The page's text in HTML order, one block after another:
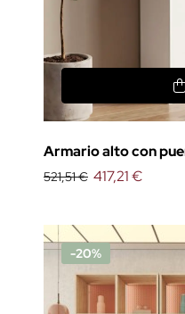
Armario alto con
521,51 € 417,21 €
-20%